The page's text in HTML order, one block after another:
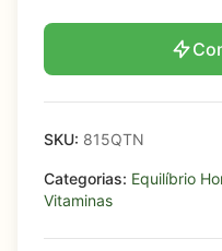
SKU: 815QTN
Categorias: Equilíbrio
Vitaminas